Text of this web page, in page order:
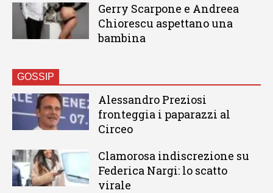
Gerry Scarpone e Andreea
Chiorescu aspettano una
bambina
GOSSIP
Alessandro Preziosi
fronteggia i paparazzi al
Circeo
Clamorosa indiscrezione su
Federica Nargi: lo scatto
virale